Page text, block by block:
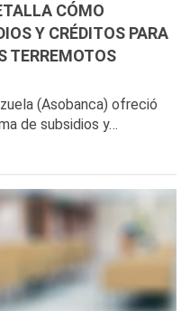
CÓMO
Y CRÉDITOS PARA
TERREMOTOS
(Asobanca) ofreció
de subsidios y…